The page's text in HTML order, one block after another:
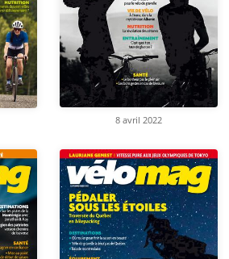
8 avril 2022